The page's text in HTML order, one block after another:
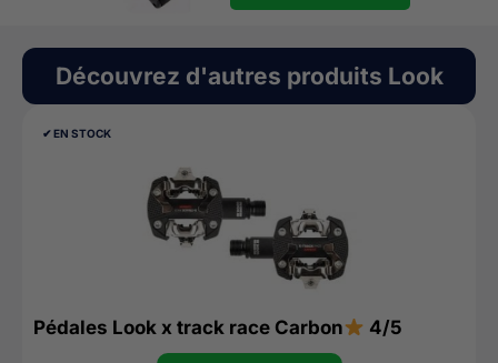
Découvrez d'autres produits Look
✔︎ EN STOCK
Pédales Look x track race Carbon 4/5